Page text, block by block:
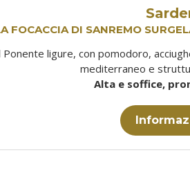
FOCACCIA DI SANREMO
ligure, con pomodoro,
mediterraneo e
Alta e soffice,